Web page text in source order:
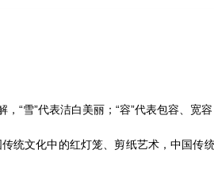
“雪”代表洁白美丽；“容”代表包容、宽容
统文化中的红灯笼、剪纸艺术，中国传